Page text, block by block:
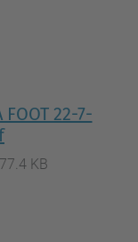
22-7-
KB